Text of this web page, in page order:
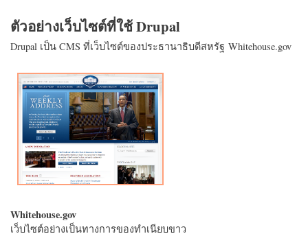
ตัวอย่างเว็บไซต์ที่ใช้ Drupal
Drupal เป็น CMS ที่เว็บไซต์ของประธานาธิบดีสหรัฐ Whitehouse.gov
Whitehouse.gov
เว็บไซต์อย่างเป็นทางการของทำเนียบขาว